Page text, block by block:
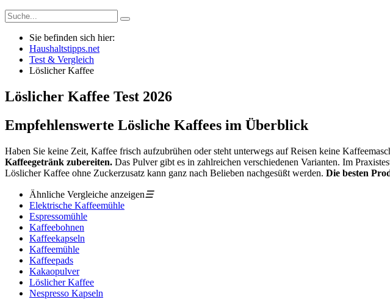
Sie befinden sich hier:
Haushaltstipps.net
Test & Vergleich
Löslicher Kaffee
Löslicher Kaffee Test 2026
Empfehlenswerte Lösliche Kaffees im Überblick
Haben Sie keine Zeit, Kaffee frisch aufzubrühen oder steht unterwegs auf Reisen keine
Kaffeegetränk zubereiten. Das Pulver gibt es in zahlreichen verschiedenen Varianten. Im
Löslicher Kaffee ohne Zuckerzusatz kann ganz nach Belieben nachgesüßt werden. Die besten
Ähnliche Vergleiche anzeigen☰
Elektrische Kaffeemühle
Espressomühle
Kaffeebohnen
Kaffeekapseln
Kaffeemühle
Kaffeepads
Kakaopulver
Löslicher Kaffee
Nespresso Kapseln